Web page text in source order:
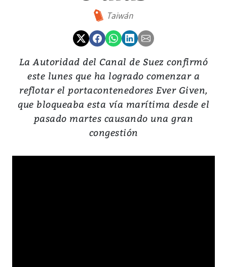
Taiwán
La Autoridad del Canal de Suez confirmó
este lunes que ha logrado comenzar a
reflotar el portacontenedores Ever Given,
que bloqueaba esta vía marítima desde el
pasado martes causando una gran
congestión